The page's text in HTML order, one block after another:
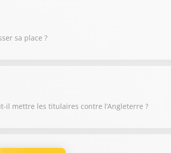
sa place ?
il mettre les titulaires contre l’Angleterre ?